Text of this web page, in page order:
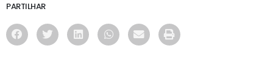
PARTILHAR